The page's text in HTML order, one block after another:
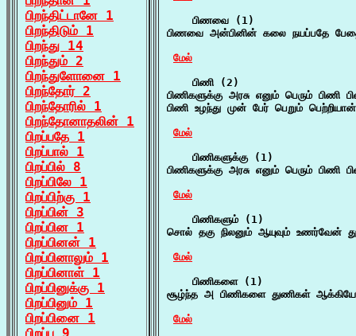
பிறந்திட்டானே 1
பிறந்திடும் 1
பிறந்து 14
பிறந்தும் 2
பிறந்துளோனை 1
பிறந்தோர் 2
பிறந்தோரில் 1
பிறந்தோனாதலின் 1
பிறப்பதே 1
பிறப்பால் 1
பிறப்பில் 8
பிறப்பிலே 1
பிறப்பிற்கு 1
பிறப்பின் 3
பிறப்பின 1
பிறப்பினன் 1
பிறப்பினாலும் 1
பிறப்பினாள் 1
பிறப்பினுக்கு 1
பிறப்பினும் 1
பிறப்பினை 1
    பிணவை (1)
பிணவை அன்பினின் கலை நயப்பதே பேதை
மேல்
    பிணி (2)
பிணிகளுக்கு அரசு எனும் பெரும்
பிணி உழந்து முன் பேர் பெறும்
மேல்
    பிணிகளுக்கு (1)
பிணிகளுக்கு அரசு எனும் பெரும்
மேல்
    பிணிகளும் (1)
சொல் தகு நிலனும் ஆயுவும் உணர்வேன்
மேல்
    பிணிகளை (1)
சூழ்ந்த அ பிணிகளை துணிகள்
மேல்